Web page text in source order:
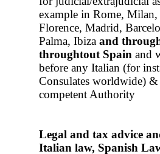
example in Rome, Milan,
Florence, Madrid,
Palma, Ibiza and
throughtout Spain and
before any Italian (for
Consulates worldwide) &
competent Authority
Legal and tax advice
Italian law, Spanish